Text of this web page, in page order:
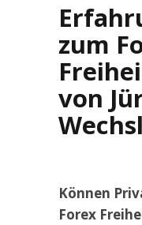
zum
von
Können
Forex